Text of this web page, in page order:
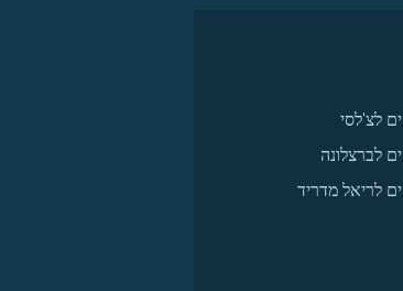
לצ'לסי
לברצלונה
לריאל מדריד